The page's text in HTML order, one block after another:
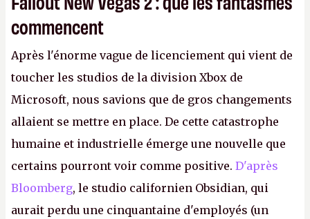
commencent
Après l'énorme vague de licenciement qui vient de
toucher les studios de la division Xbox de
Microsoft, nous savions que de gros changements
allaient se mettre en place. De cette catastrophe
humaine et industrielle émerge une nouvelle que
certains pourront voir comme positive. D'après
Bloomberg, le studio californien Obsidian, qui
aurait perdu une cinquantaine d'employés (un